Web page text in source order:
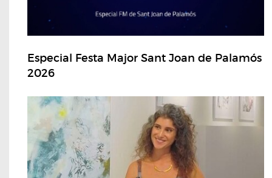
Especial Festa Major Sant Joan de Palamós
2026